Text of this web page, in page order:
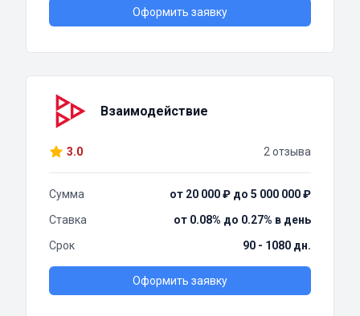
Оформить заявку
Взаимодействие
3.0 2 отзыва
Сумма
от 20 000 ₽ до 5 000 000 ₽
Ставка
от 0.08% до 0.27% в день
Срок
90 - 1080 дн.
Оформить заявку